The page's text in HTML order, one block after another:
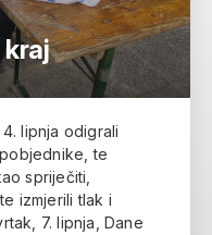
kraj
lipnja odigrali
te
spriječiti,
izmjerili tlak i
7. lipnja, Dane